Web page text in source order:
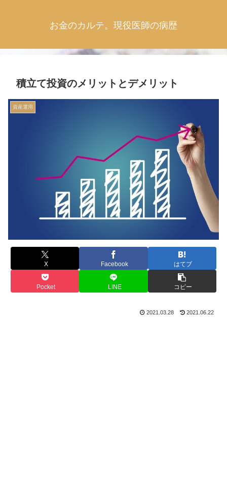
お金のカルテ。現役医師の病歴
積立て投資のメリットとデメリット
資産運用
X Facebook はてブ
Pocket LINE コピー
2021.03.28 2021.06.22